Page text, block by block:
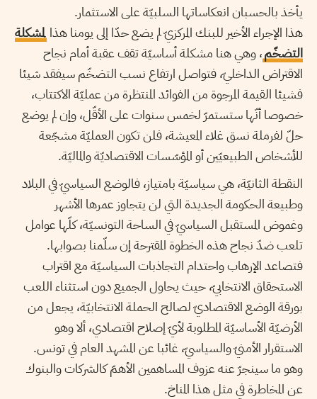
يأخذ بالحسبان انعكاساتها السلبيّة على الاستثمار.
هذا الإجراء الأخير للبنك المركزيّ لم يضع حدّا إلى يومنا هذا لمشكلة
التضخّم، وهي هنا مشكلة أساسيّة تقف عقبة أمام نجاح
الاقتراض الداخليّ، فتواصل ارتفاع نسب التضخّم سيفقد شيئا
فشيئا القيمة المرجوة من الفوائد المنتظرة من عمليّة الاكتتاب،
خصوصا أنّها ستستمرّ لخمس سنوات على الأقّل، وإن لم يوضع
حلّ لفرملة نسق غلاء المعيشة، فلن تكون العمليّة مشجّعة
للأشخاص الطبيعيّين أو المؤسّسات الاقتصاديّة والماليّة.
النقطة الثانيّة، هي سياسيّة بامتياز، فالوضع السياسيّ في البلاد
وطبيعة الحكومة الجديدة التي لن يتجاوز عمرها الأشهر
وغموض المستقبل السياسيّ في الساحة التونسيّة، كلّها عوامل
تلعب ضدّ نجاح هذه الخطوة المقترحة إن سلّمنا بصوابها.
فتصاعد الإرهاب واحتدام التجاذبات السياسيّة مع اقتراب
الاستحقاق الانتخابيّ، حيث يحاول الجميع دون استثناء اللعب
بورقة الوضع الاقتصاديّ لصالح الحملة الانتخابيّة، يجعل من
الأرضيّة الأساسيّة المطلوبة لأيّ إصلاح اقتصادي، ألا وهو
الاستقرار الأمنيّ والسياسيّ، غائبا عن المشهد العام في تونس.
وهو ما سينجرّ عنه عزوف المساهمين الأهمّ كالشركات والبنوك
عن المخاطرة في مثل هذا المناخ.